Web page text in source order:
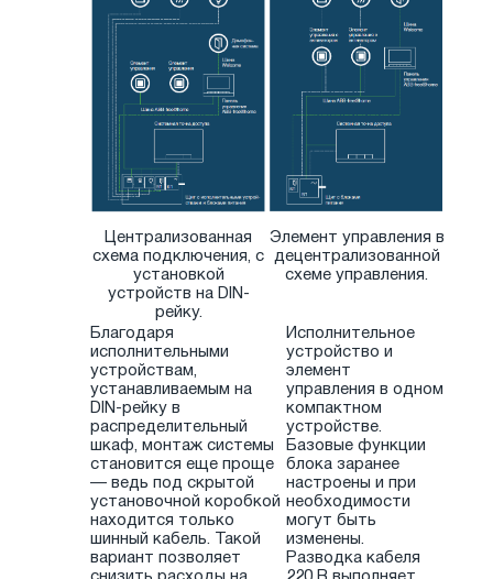
Централизованная
схема подключения, с
установкой
устройств на DIN-
рейку.
Элемент управления в
децентрализованной
схеме управления.
Благодаря
исполнительными
устройствам,
устанавливаемым на
DIN-рейку в
распределительный
шкаф, монтаж системы
становится еще проще
— ведь под скрытой
установочной коробкой
находится только
шинный кабель. Такой
вариант позволяет
Исполнительное
устройство и
элемент
управления в одном
компактном
устройстве.
Базовые функции
блока заранее
настроены и при
необходимости
могут быть
изменены.
Разводка кабеля